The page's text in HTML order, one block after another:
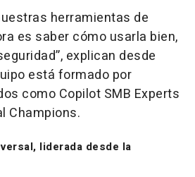
herramientas de
es saber cómo usarla bien,
explican desde
está formado por
como Copilot SMB Experts
Champions.
liderada desde la